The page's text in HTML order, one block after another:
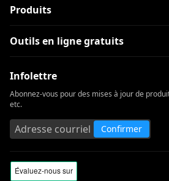
Produits
Outils en ligne gratuits
Infolettre
Abonnez-vous pour des mises à jour de
etc.
Confirmer